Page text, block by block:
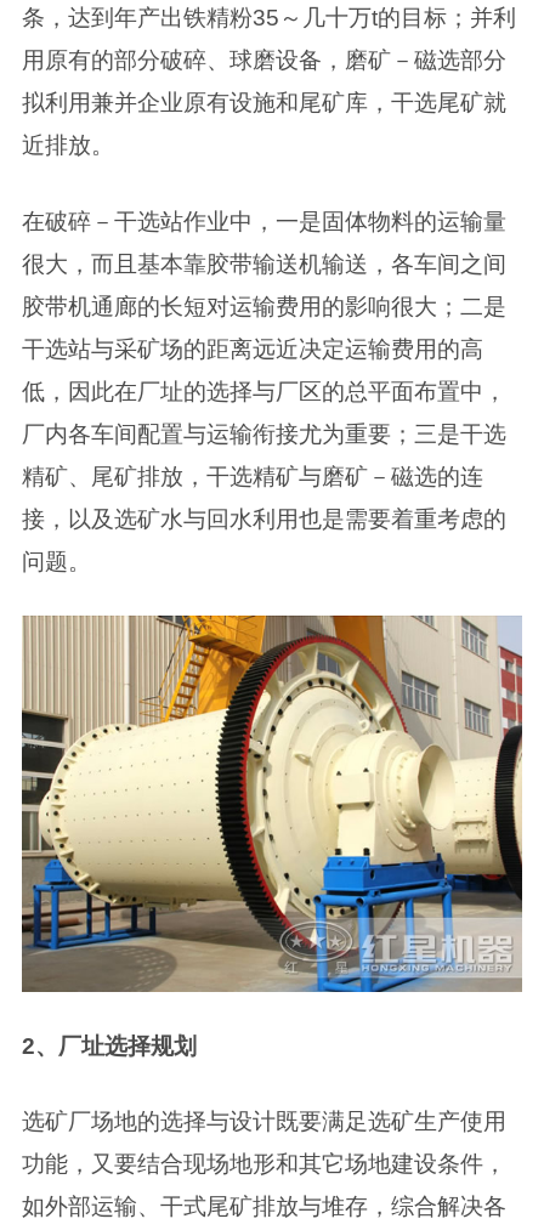
条，达到年产出铁精粉35～几十万t的目标；并利
用原有的部分破碎、球磨设备，磨矿－磁选部分
拟利用兼并企业原有设施和尾矿库，干选尾矿就
近排放。
在破碎－干选站作业中，一是固体物料的运输量
很大，而且基本靠胶带输送机输送，各车间之间
胶带机通廊的长短对运输费用的影响很大；二是
干选站与采矿场的距离远近决定运输费用的高
低，因此在厂址的选择与厂区的总平面布置中，
厂内各车间配置与运输衔接尤为重要；三是干选
精矿、尾矿排放，干选精矿与磨矿－磁选的连
接，以及选矿水与回水利用也是需要着重考虑的
问题。
2、厂址选择规划
选矿厂场地的选择与设计既要满足选矿生产使用
功能，又要结合现场地形和其它场地建设条件，
如外部运输、干式尾矿排放与堆存，综合解决各